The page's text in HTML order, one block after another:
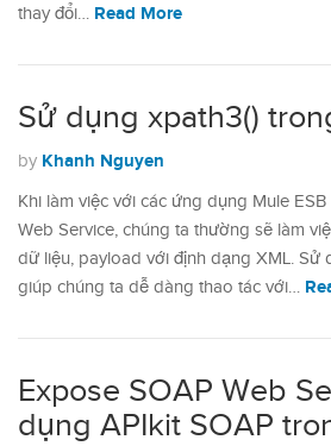
thay đổi… Read More
Sử dụng xpath3()
by Khanh Nguyen
Khi làm việc với các ứng dụng Mule
Web Service, chúng ta thường sẽ làm
dữ liệu, payload với định dạng XML. Sử
giúp chúng ta dễ dàng thao tác với…
Expose SOAP Web
dụng APIkit SOAP